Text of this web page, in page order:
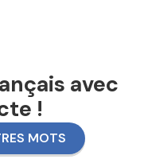
avec
!
MOTS